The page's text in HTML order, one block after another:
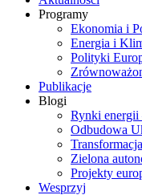
Programy
Ekonomia i
Energia i
Polityki
Publikacje
Blogi
Rynki energii
Odbudowa
Zielona
Projekty
Wesprzyj